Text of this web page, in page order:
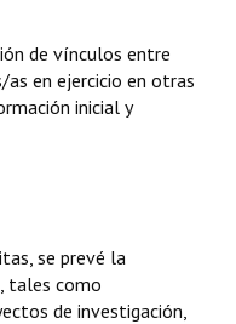
de vínculos entre
as en ejercicio en otras
inicial y
se prevé la
tales como
de investigación,